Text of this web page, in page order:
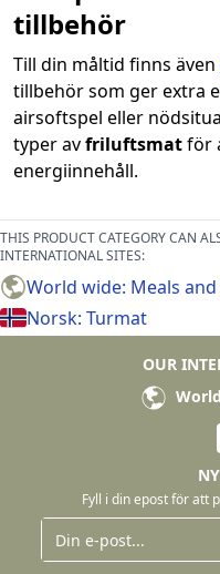
tillbehör
Till din måltid finns även
tillbehör som ger extra
airsoftspel eller
typer avfriluftsmatför
energiinnehåll.
THIS PRODUCT CATEGORY CAN
INTERNATIONAL SITES:
World wide: Meals and
Norsk: Turmat
OUR
Fyll i din epost för att